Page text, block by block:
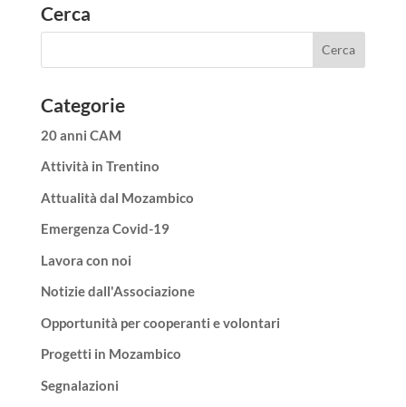
Cerca
Categorie
20 anni CAM
Attività in Trentino
Attualità dal Mozambico
Emergenza Covid-19
Lavora con noi
Notizie dall'Associazione
Opportunità per cooperanti e volontari
Progetti in Mozambico
Segnalazioni